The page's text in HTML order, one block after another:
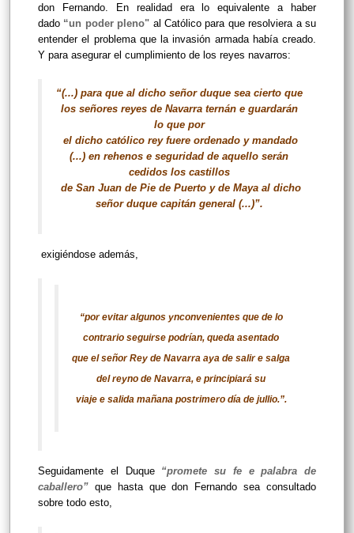
don Fernando. En realidad era lo equivalente a haber
dado “un poder pleno" al Católico para que resolviera a su
entender el problema que la invasión armada había creado.
Y para asegurar el cumplimiento de los reyes navarros:
“(...) para que al dicho señor duque sea cierto que
los señores reyes de Navarra ternán e guardarán
lo que por
el dicho católico rey fuere ordenado y mandado
(...) en rehenos e seguridad de aquello serán
cedidos los castillos
de San Juan de Pie de Puerto y de Maya al dicho
señor duque capitán general (...)”.
exigiéndose además,
“por evitar algunos ynconvenientes que de lo
contrario seguirse podrían, queda asentado
que el señor Rey de Navarra aya de salir e salga
del reyno de Navarra, e principiará su
viaje e salida mañana postrimero día de jullio.”.
Seguidamente el Duque “promete su fe e palabra de
caballero” que hasta que don Fernando sea consultado
sobre todo esto,